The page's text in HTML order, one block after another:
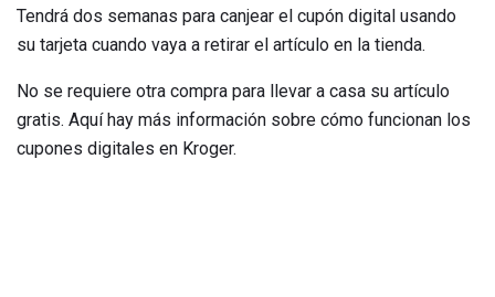
Tendrá dos semanas para canjear el cupón digital usando
su tarjeta cuando vaya a retirar el artículo en la tienda.
No se requiere otra compra para llevar a casa su artículo
gratis. Aquí hay más información sobre cómo funcionan los
cupones digitales en Kroger.